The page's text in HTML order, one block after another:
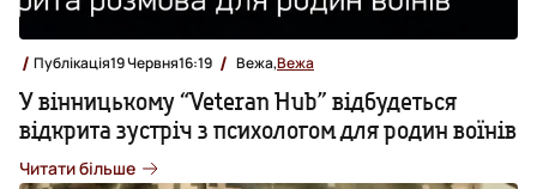
Публікація19 Червня16:19 Вежа,Вежа
У вінницькому “Veteran Hub” відбудеться
відкрита зустріч з психологом для родин воїнів
Читати більше